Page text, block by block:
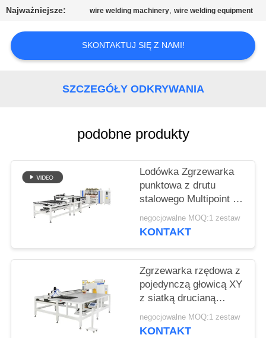
SIĘ
NAMI
AKTUALNOŚCI
POPROSIĆ
O
WYCENĘ
MAPA
WITRYNY
POLITYKA
PRYWATNOŚCI
Najważniejsze: wire welding machinery,wire welding equipment
SKONTAKTUJ SIĘ Z NAMI!
SZCZEGÓŁY ODKRYWANIA
podobne produkty
Lodówka Zgrzewarka
punktowa z drutu
stalowego Multipoint do
półki drucianej
negocjowalne MOQ:1 zestaw
KONTAKT
Zgrzewarka rzędowa z
pojedynczą głowicą XY
z siatką drucianą
Wysoka prędkość w
pełni zautomatyzowana
negocjowalne MOQ:1 zestaw
KONTAKT